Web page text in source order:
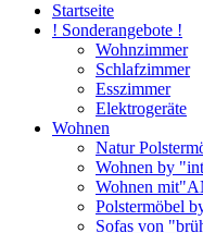
Startseite
! Sonderangebote !
Wohnzimmer
Schlafzimmer
Esszimmer
Elektrogeräte
Wohnen
Natur
Wohnen by
Wohnen
Polstermöbel
Sofas von